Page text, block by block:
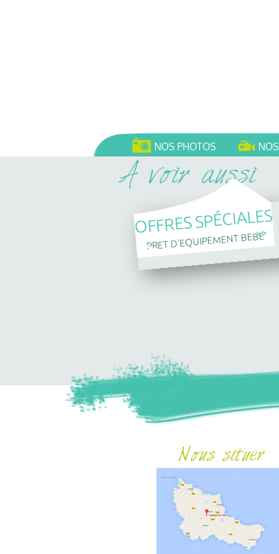
NOS PHOTOS
OFFRES SPÉCIALES
PRET D'EQUIPEMENT BEBE
>>